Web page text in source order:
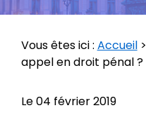
Vous êtes ici : Accueil>
appel en droit pénal ?
Le04 février 2019